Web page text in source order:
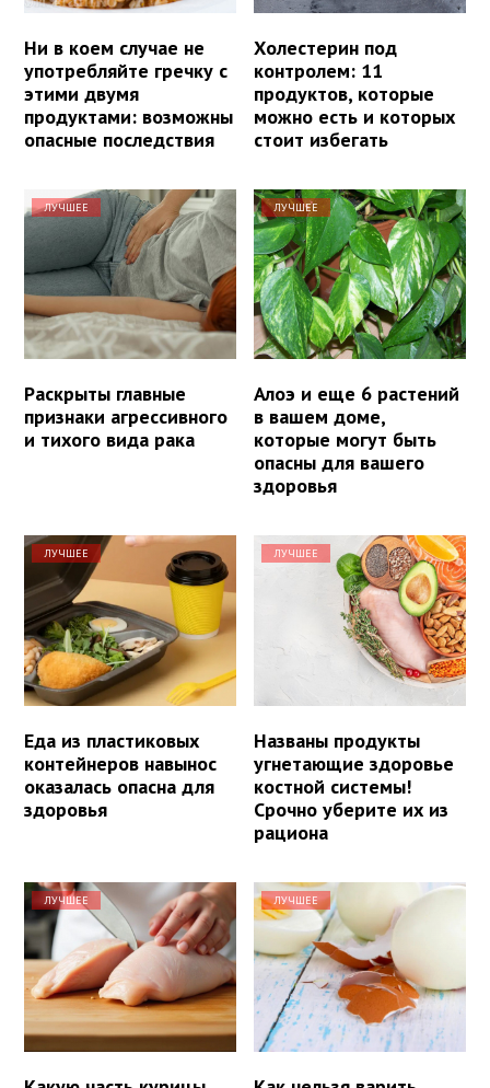
Ни в коем случае не
употребляйте гречку с
этими двумя
продуктами: возможны
опасные последствия
Холестерин под
контролем: 11
продуктов, которые
можно есть и которых
стоит избегать
ЛУЧШЕЕ
Раскрыты главные
признаки агрессивного
и тихого вида рака
ЛУЧШЕЕ
Алоэ и еще 6 растений
в вашем доме,
которые могут быть
опасны для вашего
здоровья
ЛУЧШЕЕ
Еда из пластиковых
контейнеров навынос
оказалась опасна для
здоровья
ЛУЧШЕЕ
Названы продукты
угнетающие здоровье
костной системы!
Срочно уберите их из
рациона
ЛУЧШЕЕ ЛУЧШЕЕ